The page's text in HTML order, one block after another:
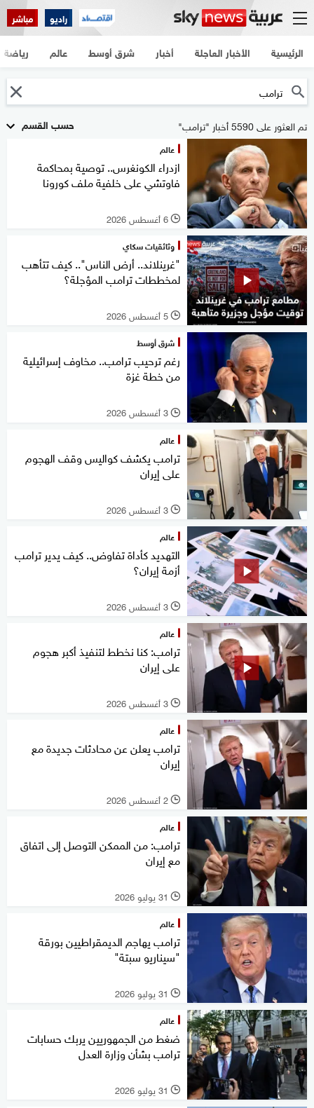
راديو مباشر
الرئيسية الأخبار العاجلة أخبار شرق أوسط عالم رياضة
حسب القسم تم العثور على 5590 أخبار "ترامب"
عالم
ازدراء الكونغرس.. توصية بمحاكمة
فاوتشي على خلفية ملف كورونا
l 6 أغسطس 2026
وثائقيات سكاي
"غرينلاند.. أرض الناس".. كيف تتأهب
لمخططات ترامب المؤجلة؟
l 5 أغسطس 2026
شرق أوسط
رغم ترحيب ترامب.. مخاوف إسرائيلية
من خطة غزة
l 3 أغسطس 2026
عالم
ترامب يكشف كواليس وقف الهجوم
على إيران
l 3 أغسطس 2026
عالم
التهديد كأداة تفاوض.. كيف يدير ترامب
أزمة إيران؟
l 3 أغسطس 2026
عالم
ترامب: كنا نخطط لتنفيذ أكبر هجوم
على إيران
l 3 أغسطس 2026
عالم
ترامب يعلن عن محادثات جديدة مع
إيران
l 2 أغسطس 2026
عالم
ترامب: من الممكن التوصل إلى اتفاق
مع إيران
l 31 يوليو 2026
عالم
ترامب يهاجم الديمقراطيين بورقة
"سيناريو سبتة"
l 31 يوليو 2026
عالم
ضغط من الجمهوريين يربك حسابات
ترامب بشأن وزارة العدل
l 31 يوليو 2026